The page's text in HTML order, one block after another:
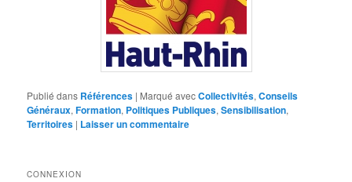
Publié dans Références | Marqué avecCollectivités,Conseils
Généraux,Formation, Politiques Publiques,Sensibilisation,
Territoires | Laisser un commentaire
CONNEXION